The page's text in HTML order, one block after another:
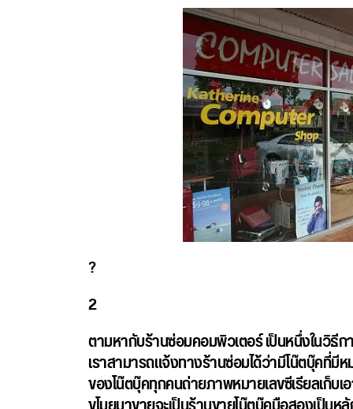
?
2
ตามหากับร้านซ่อมคอมพิวเตอร์เป็นหนึ่งในวิธีก
เราสามารถแจ้งทางร้านซ่อมได้ว่ามีโน๊ตบุ๊คที่มี
ของโน๊ตบุ๊คทุกคนถ่ายภาพหมายเลขซีเรียลเก็บ